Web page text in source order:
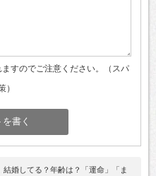
すのでご注意ください。（スパ
）
婚してる？年齢は？「運命」「ま